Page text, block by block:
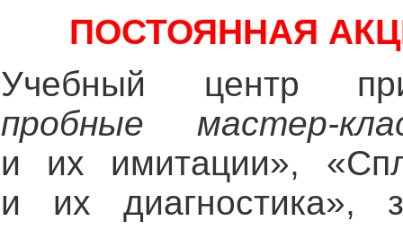
ПОСТОЯННАЯ
Учебный центр
пробные мастер-
и их имитации»,
и их диагностика»,